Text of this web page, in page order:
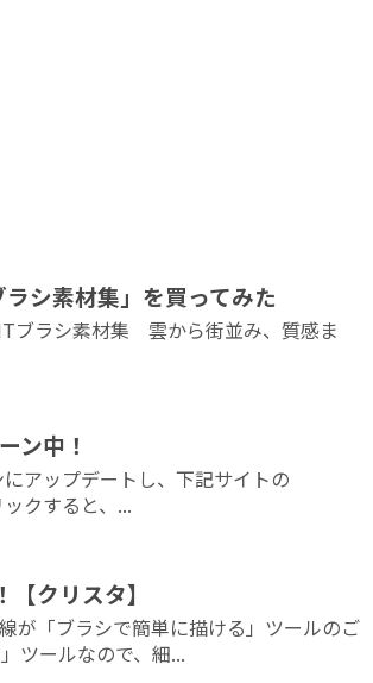
シ素材集」を買ってみた
ブラシ素材集 雲から街並み、質感ま
ン中！
アップデートし、下記サイトの
クすると、...
クリスタ】
が「ブラシで簡単に描ける」ツールのご
ツールなので、細...